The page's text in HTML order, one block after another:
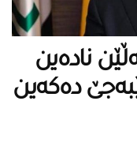
نادەین
دەكەین